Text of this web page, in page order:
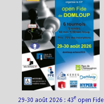
29-30 août 2026 : 43eopen Fide